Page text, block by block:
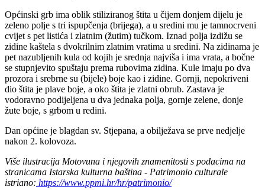
Općinski grb ima oblik stiliziranog štita u čijem donjem dijelu je
zeleno polje s tri ispupčenja (brijega), a u sredini mu je tamnocrveni
cvijet s pet listića i zlatnim (žutim) tučkom. Iznad polja izdižu se
zidine kaštela s dvokrilnim zlatnim vratima u sredini. Na zidinama je
pet nazubljenih kula od kojih je srednja najviša i ima vrata, a bočne
se stupnjevito spuštaju prema rubovima zidina. Kule imaju po dva
prozora i srebrne su (bijele) boje kao i zidine. Gornji, nepokriveni
dio štita je plave boje, a oko štita je zlatni obrub. Zastava je
vodoravno podijeljena u dva jednaka polja, gornje zelene, donje
žute boje, s grbom u redini.
Dan općine je blagdan sv. Stjepana, a obilježava se prve nedjelje
nakon 2. kolovoza.
Više ilustracija Motovuna i njegovih znamenitosti s podacima na
stranicama Istarska kulturna baština - Patrimonio culturale
istriano: https://www.ppmi.hr/hr/patrimonio/